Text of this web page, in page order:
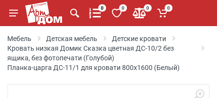
0 0 0 0
Мебель Детская мебель
Детские кровати
Кровать низкая Домик Сказка цветная ДС-10/2 без
ящика, без фотопечати (Голубой)
Планка-царга ДС-11/1 для кровати 800х1600 (Белый)